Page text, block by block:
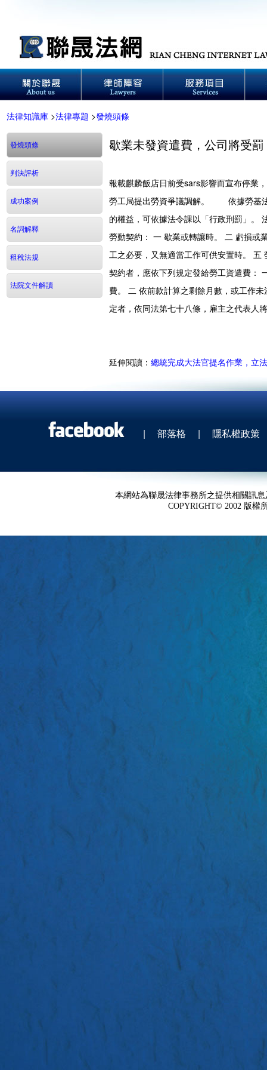
法律知識庫 >法律專題 >發燒頭條
發燒頭條
判決評析
成功案例
名詞解釋
租稅法規
法院文件解讀
歇業未發資遣費，公司將受
報載麒麟飯店日前受sars影響而宣布停業
勞工局提出勞資爭議調解。 依據勞基法
的權益，可依據法令課以「行政刑罰」。
勞動契約： 一 歇業或轉讓時。 二 虧損或
工之必要，又無適當工作可供安置時。
契約者，應依下列規定發給勞工資遣費：
費。 二 依前款計算之剩餘月數，或工作
定者，依同法第七十八條，雇主之代表人
延伸閱讀： 總統完成大法官提名作業，立
| 部落格 | 隱私權政策
本網站為聯晟法律事務所之提供相關訊
COPYRIGHT© 2002 版權